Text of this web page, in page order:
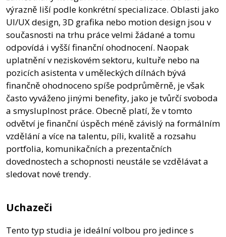
výrazně liší podle konkrétní specializace. Oblasti jako
UI/UX design, 3D grafika nebo motion design jsou v
současnosti na trhu práce velmi žádané a tomu
odpovídá i vyšší finanční ohodnocení. Naopak
uplatnění v neziskovém sektoru, kultuře nebo na
pozicích asistenta v uměleckých dílnách bývá
finančně ohodnoceno spíše podprůměrně, je však
často vyváženo jinými benefity, jako je tvůrčí svoboda
a smysluplnost práce. Obecně platí, že v tomto
odvětví je finanční úspěch méně závislý na formálním
vzdělání a více na talentu, píli, kvalitě a rozsahu
portfolia, komunikačních a prezentačních
dovednostech a schopnosti neustále se vzdělávat a
sledovat nové trendy.
Uchazeči
Tento typ studia je ideální volbou pro jedince s